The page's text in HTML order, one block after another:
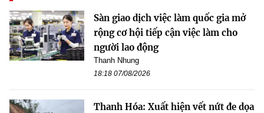
Sàn giao dịch việc làm quốc gia mở
rộng cơ hội tiếp cận việc làm cho
người lao động
Thanh Nhung
18:18 07/08/2026
Thanh Hóa: Xuất hiện vết nứt đe dọa